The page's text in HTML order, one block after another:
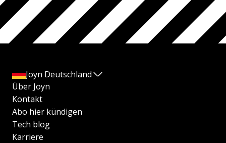
Joyn Deutschland
Über Joyn
Kontakt
Abo hier kündigen
Tech blog
Karriere